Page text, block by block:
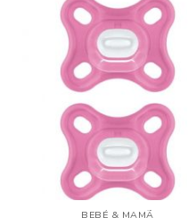
ADICIONAR
A LISTA DE
DESEJOS
BEBÉ & MAMÃ